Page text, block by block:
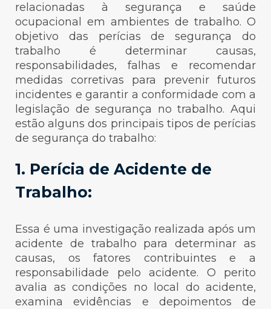
relacionadas à segurança e saúde
ocupacional em ambientes de trabalho. O
objetivo das perícias de segurança do
trabalho é determinar causas,
responsabilidades, falhas e recomendar
medidas corretivas para prevenir futuros
incidentes e garantir a conformidade com a
legislação de segurança no trabalho. Aqui
estão alguns dos principais tipos de perícias
de segurança do trabalho:
1. Perícia de Acidente de
Trabalho:
Essa é uma investigação realizada após um
acidente de trabalho para determinar as
causas, os fatores contribuintes e a
responsabilidade pelo acidente. O perito
avalia as condições no local do acidente,
examina evidências e depoimentos de